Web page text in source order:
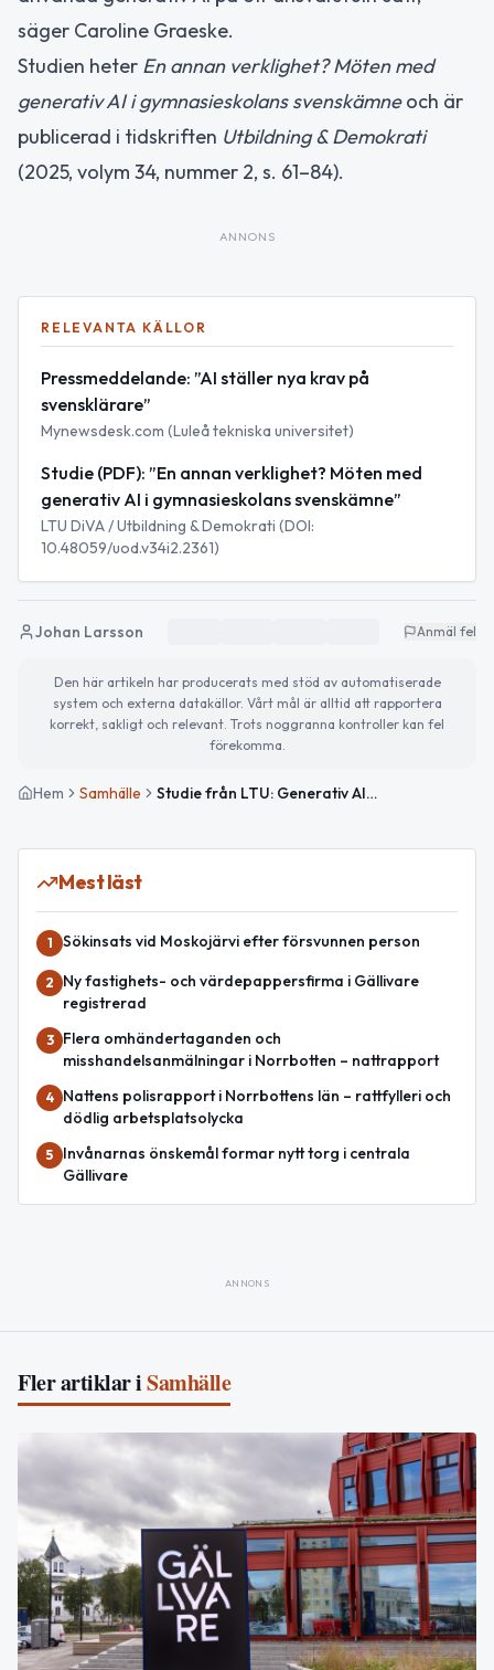
säger Caroline Graeske.
Studien heter En annan verklighet? Möten med
generativ AI i gymnasieskolans svenskämneoch är
publicerad i tidskriften Utbildning & Demokrati
(2025, volym 34, nummer 2, s. 61–84).
ANNONS
RELEVANTA KÄLLOR
Pressmeddelande: ”AI ställer nya krav på
svensklärare”
Mynewsdesk.com (Luleå tekniska universitet)
Studie (PDF): ”En annan verklighet? Möten med
generativ AI i gymnasieskolans svenskämne”
LTU DiVA / Utbildning & Demokrati (DOI:
10.48059/uod.v34i2.2361)
Johan Larsson Anmäl fel
Den här artikeln har producerats med stöd av automatiserade
system och externa datakällor. Vårt mål är alltid att rapportera
korrekt, sakligt och relevant. Trots noggranna kontroller kan fel
förekomma.
Hem Samhälle Studie från LTU: Generativ AI gör bedömning svårare för svensklärare
Mest läst
1 Sökinsats vid Moskojärvi efter försvunnen person
2
Ny fastighets- och värdepappersfirma i Gällivare
registrerad
3
Flera omhändertaganden och
misshandelsanmälningar i Norrbotten – nattrapport
4
Nattens polisrapport i Norrbottens län – rattfylleri och
dödlig arbetsplatsolycka
5
Invånarnas önskemål formar nytt torg i centrala
Gällivare
ANNONS
Fler artiklar iSamhälle